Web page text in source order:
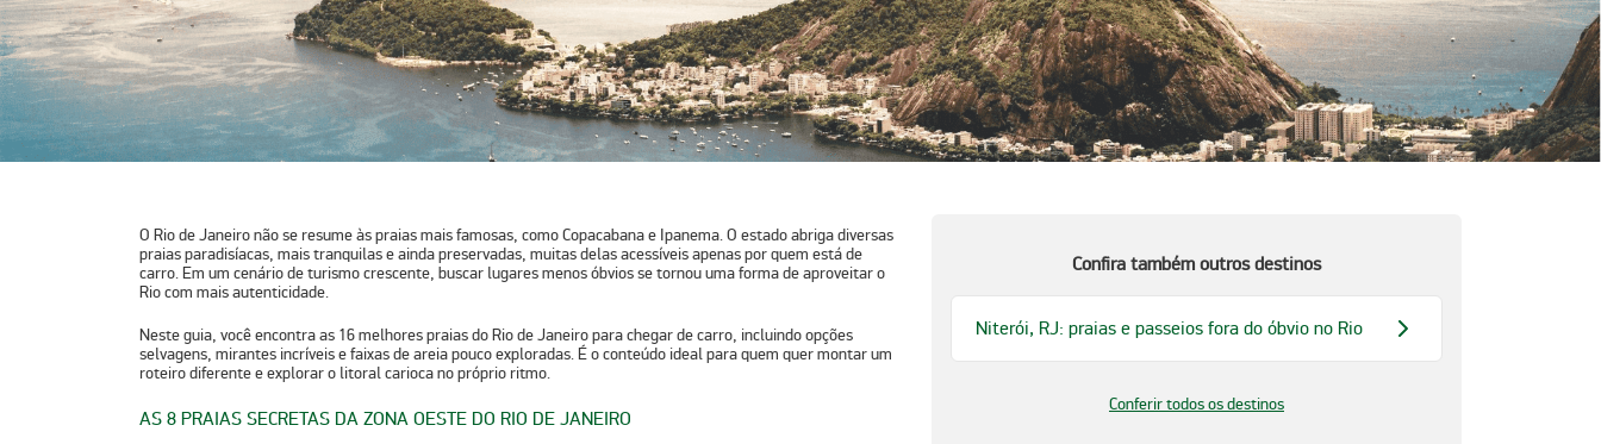
O Rio de Janeiro não se resume às praias mais famosas, como Copacabana e Ipanema. O estado abriga diversas
praias paradisíacas, mais tranquilas e ainda preservadas, muitas delas acessíveis apenas por quem está de
carro. Em um cenário de turismo crescente, buscar lugares menos óbvios se tornou uma forma de aproveitar o
Rio com mais autenticidade.
Neste guia, você encontra as 16 melhores praias do Rio de Janeiro para chegar de carro, incluindo opções
selvagens, mirantes incríveis e faixas de areia pouco exploradas. É o conteúdo ideal para quem quer montar um
roteiro diferente e explorar o litoral carioca no próprio ritmo.
AS 8 PRAIAS SECRETAS DA ZONA OESTE DO RIO DE JANEIRO
Confira também outros destinos
Niterói, RJ: praias e passeios fora do óbvio no Rio
Conferir todos os destinos